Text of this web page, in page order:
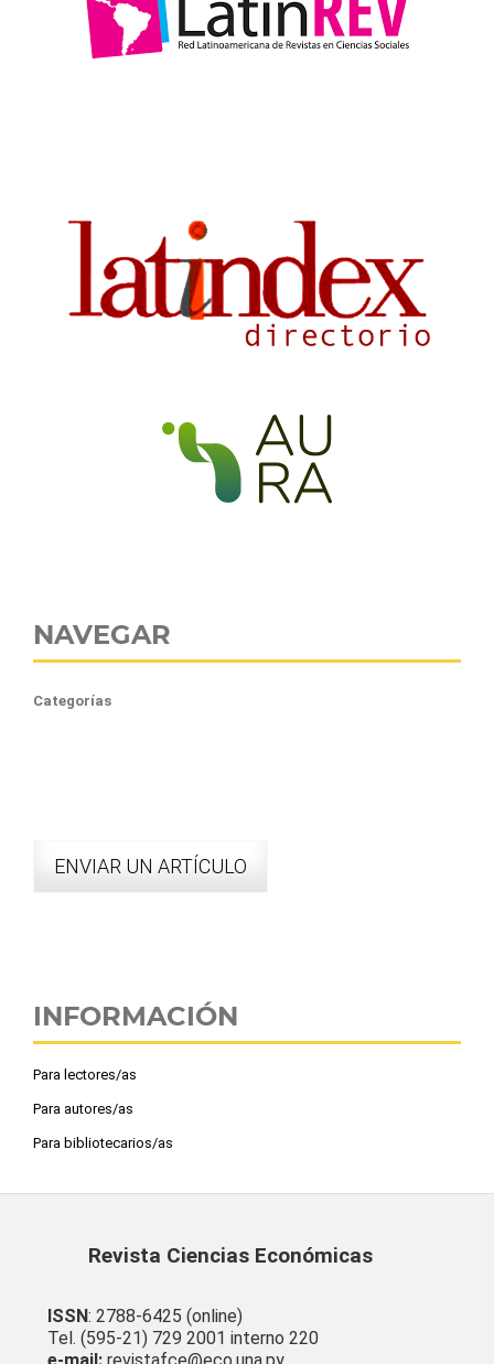
NAVEGAR
Categorías
ENVIAR UN ARTÍCULO
INFORMACIÓN
Para lectores/as
Para autores/as
Para bibliotecarios/as
Revista Ciencias Económicas
ISSN: 2788-6425 (online)
Tel. (595-21) 729 2001 interno 220